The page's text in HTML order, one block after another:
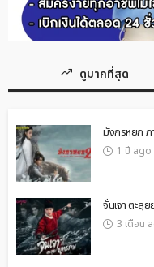
ดูมากที่สุด
มังกรหยก ภ
1 ปี ago
จั่นเจา ตะลุ
3 เดือน